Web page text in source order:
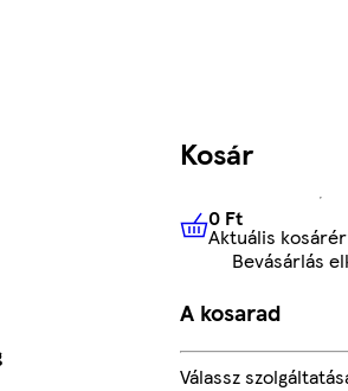
Kosár
0 FtAktuális
0 Ft
Aktuális
Bevásárlás
A kosarad
Válassz